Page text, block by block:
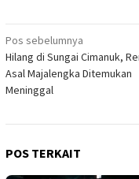
Navigasi
pos
Pos sebelumnya
Hilang di Sungai Cimanuk,
Asal Majalengka Ditemukan
Meninggal
POS TERKAIT